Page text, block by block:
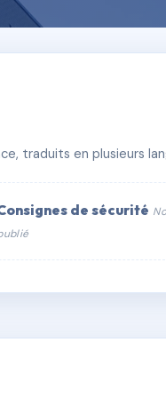
traduits en plusieurs
de sécurité